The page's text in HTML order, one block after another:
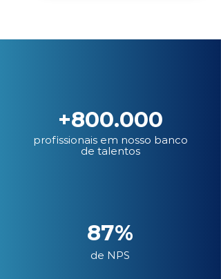
+800.000
profissionais em nosso banco
de talentos
87%
de NPS